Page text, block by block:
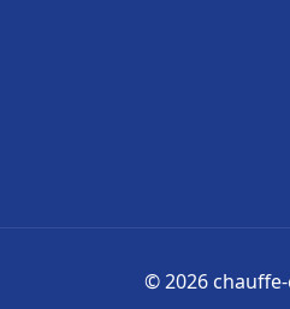
© 2026